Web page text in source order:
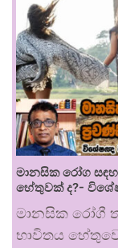
මානසික රෝග
හේතුවක් ද?-
මානසික රෝගී
භාවිතය